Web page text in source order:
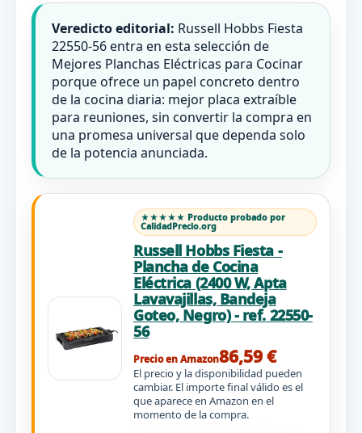
Veredicto editorial: Russell Hobbs Fiesta
22550-56 entra en esta selección de
Mejores Planchas Eléctricas para Cocinar
porque ofrece un papel concreto dentro
de la cocina diaria: mejor placa extraíble
para reuniones, sin convertir la compra en
una promesa universal que dependa solo
de la potencia anunciada.
★★★★★ Producto probado por
CalidadPrecio.org
Russell Hobbs Fiesta -
Plancha de Cocina
Eléctrica (2400 W, Apta
Lavavajillas, Bandeja
Goteo, Negro) - ref. 22550-
56
Precio en Amazon86,59 €
El precio y la disponibilidad pueden
cambiar. El importe final válido es el
que aparece en Amazon en el
momento de la compra.